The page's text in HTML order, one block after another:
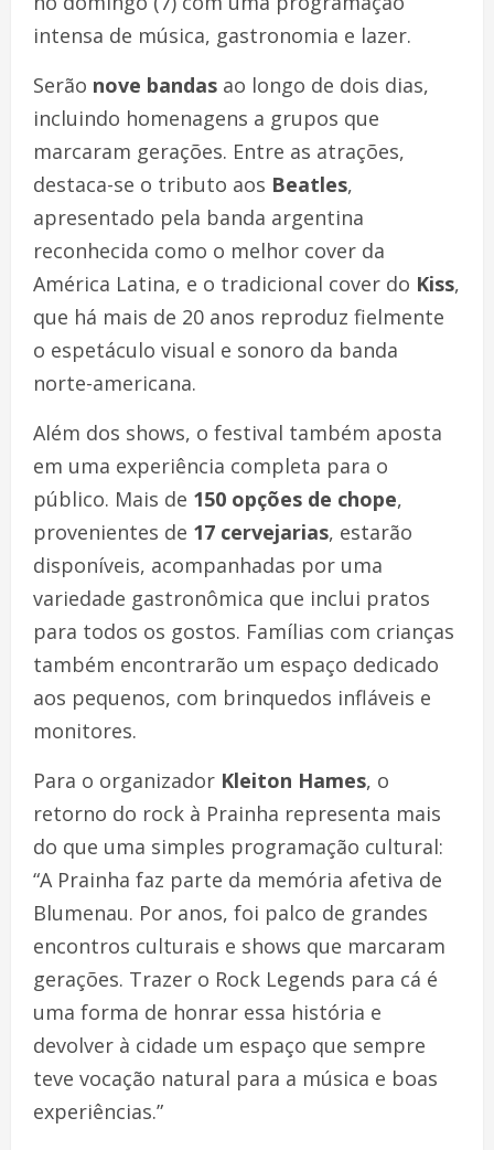
intensa de música, gastronomia e lazer.
Serão nove bandas ao longo de dois dias,
incluindo homenagens a grupos que
marcaram gerações. Entre as atrações,
destaca-se o tributo aos Beatles,
apresentado pela banda argentina
reconhecida como o melhor cover da
América Latina, e o tradicional cover do Kiss,
que há mais de 20 anos reproduz fielmente
o espetáculo visual e sonoro da banda
norte-americana.
Além dos shows, o festival também aposta
em uma experiência completa para o
público. Mais de 150 opções de chope,
provenientes de 17 cervejarias, estarão
disponíveis, acompanhadas por uma
variedade gastronômica que inclui pratos
para todos os gostos. Famílias com crianças
também encontrarão um espaço dedicado
aos pequenos, com brinquedos infláveis e
monitores.
Para o organizador Kleiton Hames, o
retorno do rock à Prainha representa mais
do que uma simples programação cultural:
“A Prainha faz parte da memória afetiva de
Blumenau. Por anos, foi palco de grandes
encontros culturais e shows que marcaram
gerações. Trazer o Rock Legends para cá é
uma forma de honrar essa história e
devolver à cidade um espaço que sempre
teve vocação natural para a música e boas
experiências.”